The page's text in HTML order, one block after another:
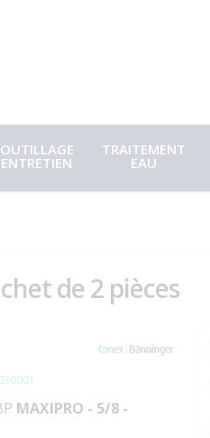
OUTILLAGE
ENTRETIEN
TRAITEMENT
EAU
de 2 pièces
MAXIPRO - 5/8 -